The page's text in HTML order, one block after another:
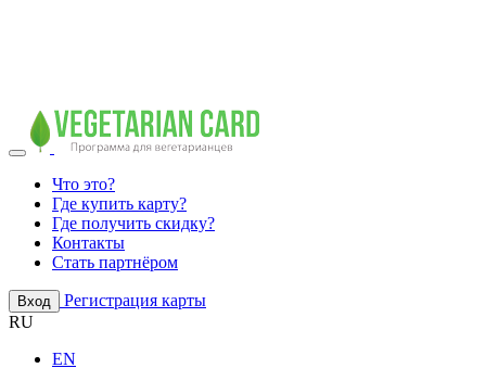
Что это?
Где купить карту?
Где получить скидку?
Контакты
Стать партнёром
Вход
Регистрация карты
RU
EN